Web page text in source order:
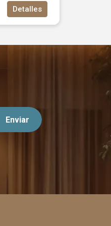
Detalles